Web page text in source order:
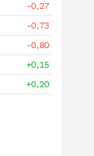
-0,27
-0,73
-0,80
+0,15
+0,20